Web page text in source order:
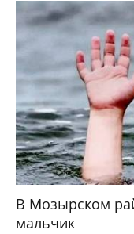
В Мозырском
мальчик